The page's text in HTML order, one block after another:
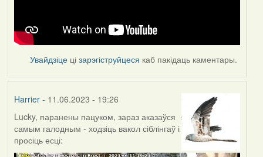
Увайдзіце цізарэгіструйцеся каб пакідаць каментары.
Harrier- 11.06.2023 - 19:26
Lucky, паранены пацуком, зараз аказаўся
самым галодным - ходзіць вакол сіблінгаў і
просіць есці: